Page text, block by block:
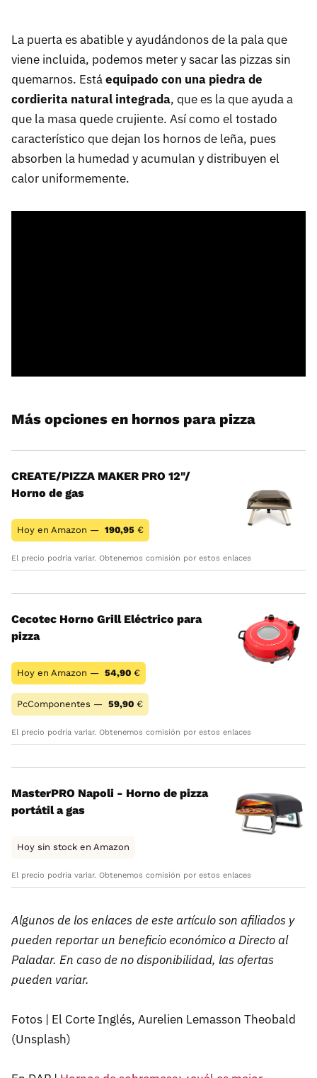
La puerta es abatible y ayudándonos de la pala que
viene incluida, podemos meter y sacar las pizzas sin
quemarnos. Estáequipado con una piedra de
cordierita natural integrada, que es la que ayuda a
que la masa quede crujiente. Así como el tostado
característico que dejan los hornos de leña, pues
absorben la humedad y acumulan y distribuyen el
calor uniformemente.
Más opciones en hornos para pizza
CREATE/PIZZA MAKER PRO 12"/
Horno de gas
Hoy en Amazon — 190,95 €
El precio podría variar. Obtenemos comisión por estos enlaces
Cecotec Horno Grill Eléctrico para
pizza
Hoy en Amazon — 54,90 €
PcComponentes — 59,90 €
El precio podría variar. Obtenemos comisión por estos enlaces
MasterPRO Napoli - Horno de pizza
portátil a gas
Hoy sin stock en Amazon
El precio podría variar. Obtenemos comisión por estos enlaces
Algunos de los enlaces de este artículo son afiliados y
pueden reportar un beneficio económico a Directo al
Paladar. En caso de no disponibilidad, las ofertas
pueden variar.
Fotos | El Corte Inglés, Aurelien Lemasson Theobald
(Unsplash)